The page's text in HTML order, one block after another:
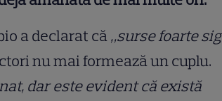
a declarat că„surse foarte
nu mai formează un cuplu.
dar este evident că există